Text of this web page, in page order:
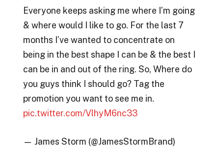
Everyone keeps asking me where I’m going
& where would I like to go. For the last 7
months I’ve wanted to concentrate on
being in the best shape I can be & the best I
can be in and out of the ring. So, Where do
you guys think I should go? Tag the
promotion you want to see me in.
pic.twitter.com/VlhyM6nc33
— James Storm (@JamesStormBrand)